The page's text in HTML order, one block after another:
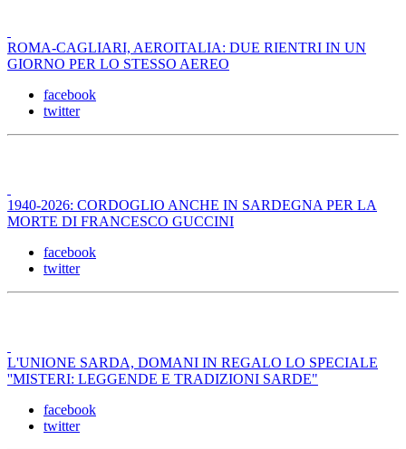
ROMA-CAGLIARI, AEROITALIA: DUE RIENTRI IN UN
GIORNO PER LO STESSO AEREO
facebook
twitter
1940-2026: CORDOGLIO ANCHE IN SARDEGNA PER LA
MORTE DI FRANCESCO GUCCINI
facebook
twitter
L'UNIONE SARDA, DOMANI IN REGALO LO SPECIALE
''MISTERI: LEGGENDE E TRADIZIONI SARDE"
facebook
twitter